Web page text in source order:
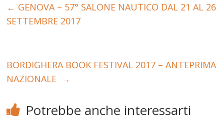
← GENOVA – 57° SALONE NAUTICO DAL 21 AL 26
SETTEMBRE 2017
BORDIGHERA BOOK FESTIVAL 2017 – ANTEPRIMA
NAZIONALE →
Potrebbe anche interessarti